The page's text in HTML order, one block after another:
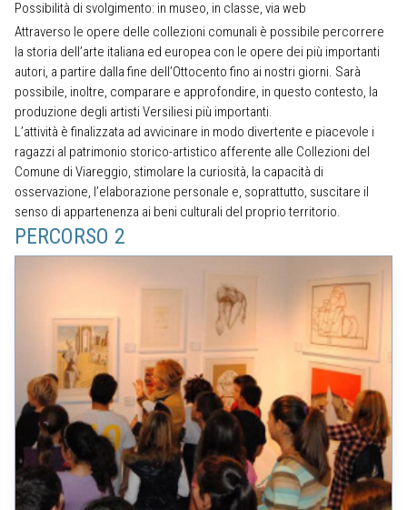
Possibilità di svolgimento: in museo, in classe, via web
Attraverso le opere delle collezioni comunali è possibile percorrere
la storia dell’arte italiana ed europea con le opere dei più importanti
autori, a partire dalla fine dell’Ottocento fino ai nostri giorni. Sarà
possibile, inoltre, comparare e approfondire, in questo contesto, la
produzione degli artisti Versiliesi più importanti.
L’attività è finalizzata ad avvicinare in modo divertente e piacevole i
ragazzi al patrimonio storico-artistico afferente alle Collezioni del
Comune di Viareggio, stimolare la curiosità, la capacità di
osservazione, l’elaborazione personale e, soprattutto, suscitare il
senso di appartenenza ai beni culturali del proprio territorio.
PERCORSO 2